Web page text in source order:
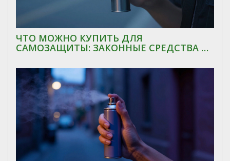
ЧТО МОЖНО КУПИТЬ ДЛЯ
САМОЗАЩИТЫ: ЗАКОННЫЕ СРЕДСТВА И